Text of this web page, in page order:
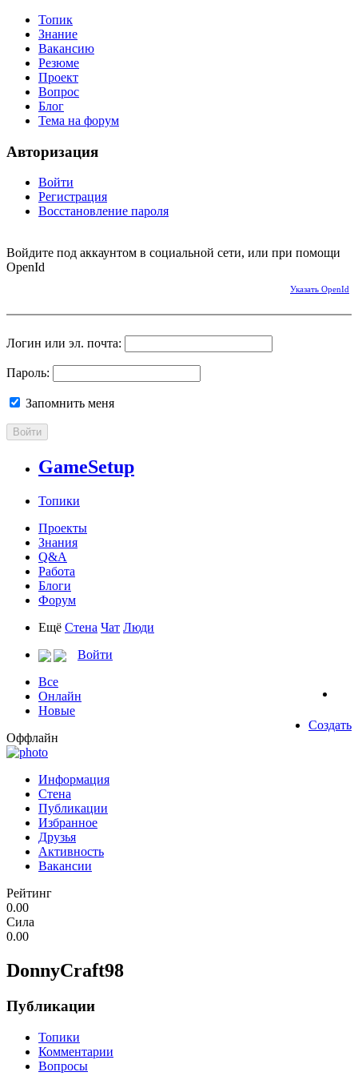
Топик
Знание
Вакансию
Резюме
Проект
Вопрос
Блог
Тема на форум
Авторизация
Войти
Регистрация
Восстановление пароля
Войдите под аккаунтом в социальной сети, или при помощи
OpenId
Указать OpenId
Логин или эл. почта:
Пароль:
Запомнить меня
Войти
GameSetup
Топики
Проекты
Знания
Q&A
Работа
Блоги
Форум
Ещё Стена Чат Люди
Войти
Все
Онлайн
Новые
Создать
Оффлайн
Информация
Стена
Публикации
Избранное
Друзья
Активность
Вакансии
Рейтинг
0.00
Сила
0.00
DonnyCraft98
Публикации
Топики
Комментарии
Вопросы